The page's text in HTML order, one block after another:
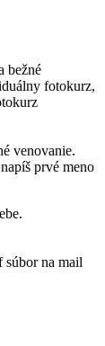
bežné
fotokurz,
venovanie.
prvé meno
súbor na mail